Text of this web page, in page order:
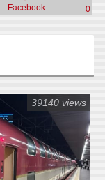
Facebook 0
39140 views